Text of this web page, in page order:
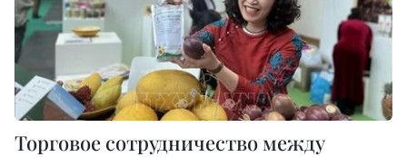
Торговое сотрудничество между